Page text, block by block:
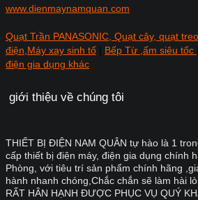
www.dienmaynamquan.com
Quạt Trần PANASONIC, Quạt cây, quạt
điện,Máy xay sinh tố
Bếp Từ ,ấm siêu tốc
điện gia dụng khác
giới thiệu về chúng tôi
THIẾT BỊ ĐIỆN NAM QUÂN tự hào là 1
cấp thiết bị điện máy, điện gia dụng chính
Phòng, với tiêu trí sản phẩm chính hãng
hành nhanh chóng,Chắc chắn sẽ làm hài
RẤT HÂN HẠNH ĐƯỢC PHỤC VỤ QUÝ